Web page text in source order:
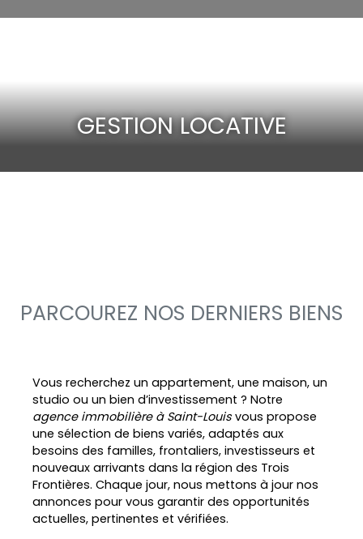
GESTION LOCATIVE
PARCOUREZ NOS DERNIERS BIENS
Vous recherchez un appartement, une maison, un
studio ou un bien d’investissement ? Notre
agence immobilière à Saint-Louis vous propose
une sélection de biens variés, adaptés aux
besoins des familles, frontaliers, investisseurs et
nouveaux arrivants dans la région des Trois
Frontières. Chaque jour, nous mettons à jour nos
annonces pour vous garantir des opportunités
actuelles, pertinentes et vérifiées.